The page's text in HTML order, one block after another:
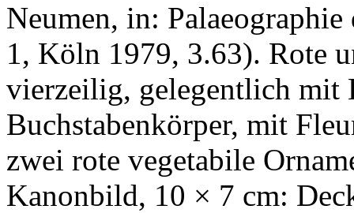
Neumen, in:
1, Köln 1979, 3.63). Rote
vierzeilig, gelegentlich mit
Buchstabenkörper, mit
zwei rote vegetabile
Kanonbild, 10 × 7 cm: